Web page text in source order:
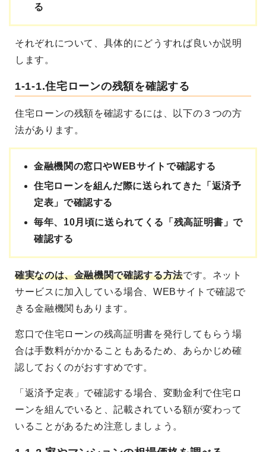
る
それぞれについて、具体的にどうすれば良いか説明
します。
1-1-1.住宅ローンの残額を確認する
住宅ローンの残額を確認するには、以下の３つの方
法があります。
金融機関の窓口やWEBサイトで確認する
住宅ローンを組んだ際に送られてきた「返済予
定表」で確認する
毎年、10月頃に送られてくる「残高証明書」で
確認する
確実なのは、金融機関で確認する方法です。ネット
サービスに加入している場合、WEBサイトで確認で
きる金融機関もあります。
窓口で住宅ローンの残高証明書を発行してもらう場
合は手数料がかかることもあるため、あらかじめ確
認しておくのがおすすめです。
「返済予定表」で確認する場合、変動金利で住宅ロ
ーンを組んでいると、記載されている額が変わって
いることがあるため注意しましょう。